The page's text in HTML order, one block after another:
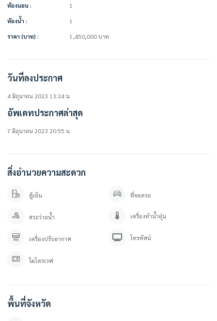
สิ่งอำนวยความสะดวกในโครงการ
• ห้องออกกำลังกาย
• สระว่ายน้ำ
• ที่จอดรถ
===============
ราคาขาย 1.45 ล้านบาท ** (ค่าโอน50-50)
===============
คุณปลา 0 6 1- 0 1 9 6 3 7 6
TIKTOK : www.tiktok.com/@besthome_condo
WWW.BESTHOMECONDO.COM
ที่ตั้ง :
https://goo.gl/maps/Lo4rBbSTZ1wbQ5V27
#คอนโด #คอนโดราคาถูก #สินเชื่อบ้านมือสอง #คอนโดมือสอง #บ้านมือสอง #ลุมพิ
นี #ลุมพินีเมกะบางนา #ลุมพินีเมกะซิตี้บางนา #lumpini #lumpinimegabangna
#lumpinimegacitybangna
ห้องนอน :
1
ห้องน้ำ :
1
ราคา (บาท) :
1,450,000บาท
วันที่ลงประกาศ
4 มิถุนายน 2023 13:24 น
อัพเดทประกาศล่าสุด
7 มิถุนายน 2023 20:55 น
สิ่งอำนวยความสะดวก
ตู้เย็น ที่จอดรถ
สระว่ายน้ำ เครื่องทำน้ำอุ่น
เครื่องปรับอากาศ โทรทัศน์
ไมโครเวฟ
พื้นที่จังหวัด